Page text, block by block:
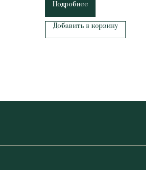
Подробнее
Добавить в корзину